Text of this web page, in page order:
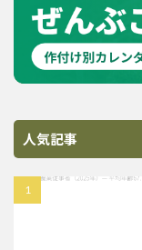
人気記事